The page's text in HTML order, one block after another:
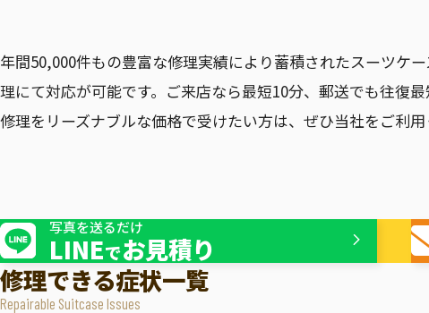
スライダーの修理
ゼロハリバートン トゥミ
年間50,000件もの豊富な修理実績により蓄積されたスーツケ
理にて対応が可能です。ご来店なら最短10分、郵送でも往復
修理をリーズナブルな価格で受けたい方は、ぜひ当社をご利用
写真を送るだけ
LINEでお見積り
修理できる症状一覧
Repairable Suitcase Issues